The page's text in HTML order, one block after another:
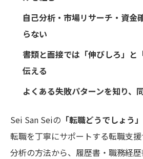
自己分析・市場リサーチ・資金
らない
書類と面接では「伸びしろ」と
伝える
よくある失敗パターンを知り、
Sei San Seiの 「転職どうでしょう」
転職を丁寧にサポートする転職支
分析の方法から、履歴書・職務経